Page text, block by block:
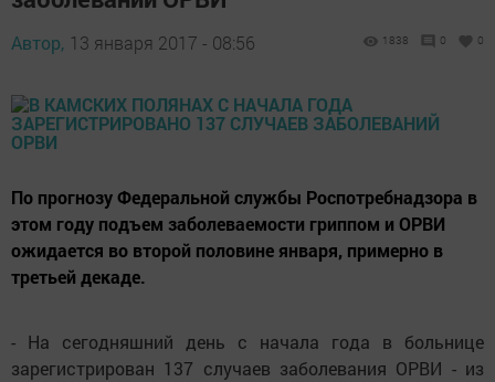
Автор, 13 января 2017 - 08:56 1838 0 0
По прогнозу Федеральной службы Роспотребнадзора в
этом году подъем заболеваемости гриппом и ОРВИ
ожидается во второй половине января, примерно в
третьей декаде.
- На сегодняшний день с начала года в больнице
зарегистрирован 137 случаев заболевания ОРВИ - из